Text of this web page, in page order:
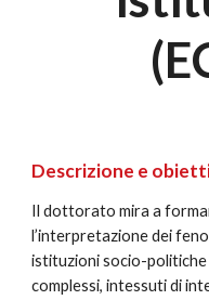
Descrizione e
Il dottorato mira a
l’interpretazione dei
istituzioni socio-politiche
complessi, intessuti di